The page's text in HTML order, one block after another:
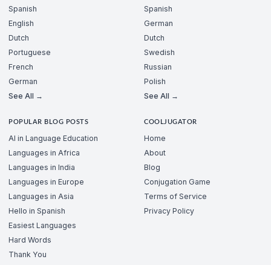
Spanish
English
Dutch
Portuguese
French
German
See All →
Spanish
German
Dutch
Swedish
Russian
Polish
See All →
POPULAR BLOG POSTS
AI in Language Education
Languages in Africa
Languages in India
Languages in Europe
Languages in Asia
Hello in Spanish
Easiest Languages
Hard Words
Thank You
COOLJUGATOR
Home
About
Blog
Conjugation Game
Terms of Service
Privacy Policy